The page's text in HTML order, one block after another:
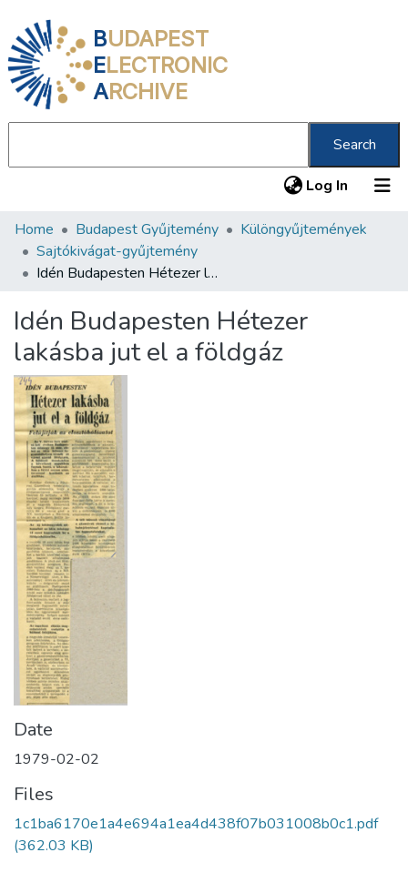
BUDAPEST
ELECTRONIC
ARCHIVE
Search
Log In (current)
Communities & Collections
All of DSpace
About us
Home Budapest Gyűjtemény
Különgyűjtemények
Sajtókivágat-gyűjtemény
Idén Budapesten Hétezer lakásba jut el a földgáz
Idén Budapesten Hétezer
lakásba jut el a földgáz
Date
1979-02-02
Files
1c1ba6170e1a4e694a1ea4d438f07b031008b0c1.pdf
(362.03 KB)